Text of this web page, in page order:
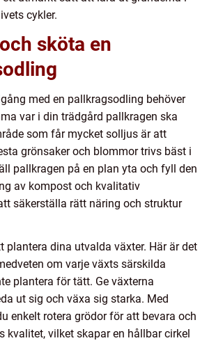
cykler.
sköta en
med en pallkragsodling behöver
var i din trädgård pallkragen ska
som får mycket solljus är att
grönsaker och blommor trivs bäst i
pallkragen på en plan yta och fyll den
av kompost och kvalitativ
säkerställa rätt näring och struktur
plantera dina utvalda växter. Här är det
om varje växts särskilda
plantera för tätt. Ge växterna
ut sig och växa sig starka. Med
enkelt rotera grödor för att bevara och
kvalitet, vilket skapar en hållbar cirkel